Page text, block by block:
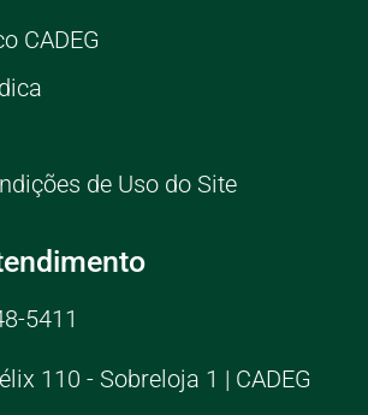
CADEG
de Uso do Site
5411
110 - Sobreloja 1 | CADEG